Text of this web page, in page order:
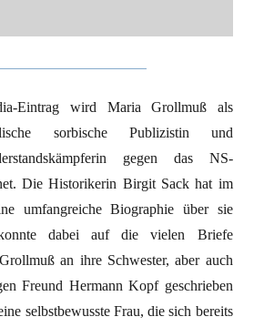
Eintrag wird Maria Grollmuß als
sorbische Publizistin und
gegen das NS-
Die Historikerin Birgit Sack hat im
umfangreiche Biographie über sie
dabei auf die vielen Briefe
an ihre Schwester, aber auch
Freund Hermann Kopf geschrieben
selbstbewusste Frau, die sich bereits